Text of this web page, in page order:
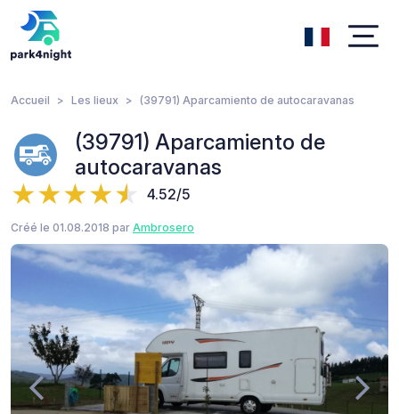
Accueil Les lieux (39791) Aparcamiento de autocaravanas
(39791) Aparcamiento de
autocaravanas
4.52/5
Créé le 01.08.2018 par Ambrosero